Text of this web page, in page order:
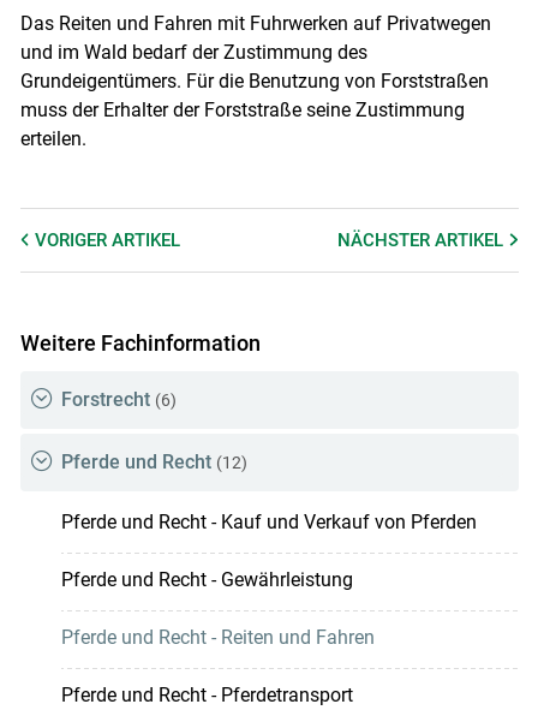
Das Reiten und Fahren mit Fuhrwerken auf Privatwegen
und im Wald bedarf der Zustimmung des
Grundeigentümers. Für die Benutzung von Forststraßen
muss der Erhalter der Forststraße seine Zustimmung
erteilen.
VORIGER ARTIKEL NÄCHSTERARTIKEL
Weitere Fachinformation
Forstrecht (6)
Pferde und Recht (12)
Pferde und Recht - Kauf und Verkauf von Pferden
Pferde und Recht - Gewährleistung
Pferde und Recht - Reiten und Fahren
Pferde und Recht - Pferdetransport